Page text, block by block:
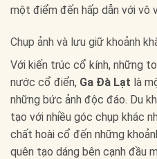
một điểm đến hấp dẫn với vô
Chụp ảnh và lưu giữ khoảnh
Với kiến trúc cổ kính, những
nước cổ điển, Ga Đà Lạt là
những bức ảnh độc đáo. Du
tạo với nhiều góc chụp khác
chất hoài cổ đến những
quên tạo dáng bên cạnh đầu